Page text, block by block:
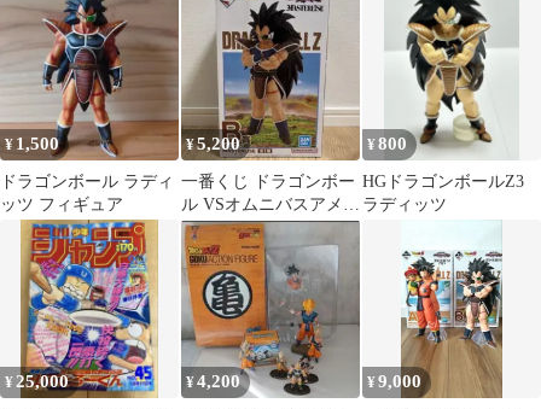
2体セット
¥ 1,500
ドラゴンボール ラディ
ッツ フィギュア
¥5,200
一番くじ ドラゴンボー
ル VSオムニバスアメイ
ジング B賞 ラディッツ
¥800
HGドラゴンボールZ3
ラディッツ
¥25,000 ¥4,200 ¥9,000